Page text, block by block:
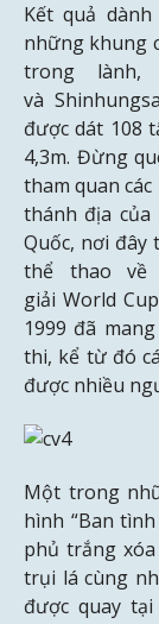
Kết quả
những khung
trong
và
được dát 108
4,3m. Đừng
tham quan
thánh địa
Quốc, nơi đây
thể thao về
giải World
1999 đã
thi, kể từ đó
được nhiều
Một trong
hình “Ban
phủ trắng
trụi lá cùng
được quay